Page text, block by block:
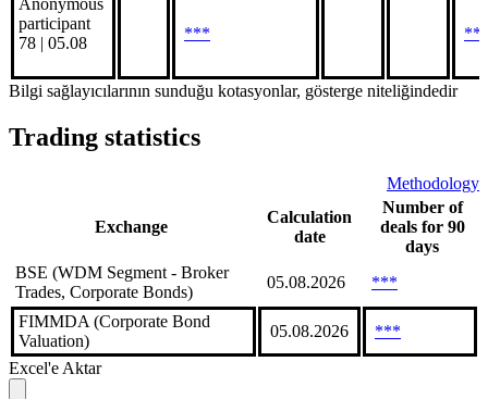
participant
78 | 05.08
***
Bilgi sağlayıcılarının sunduğu kotasyonlar, gösterge niteliğindedir
Trading statistics
Methodology
Exchange
Calculation
date
Number of
deals for 90
days
BSE (WDM Segment - Broker
Trades, Corporate Bonds)
05.08.2026 ***
FIMMDA (Corporate Bond
Valuation)
05.08.2026
***
Excel'e Aktar